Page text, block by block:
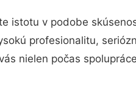
istotu v podobe
profesionalitu,
nielen počas